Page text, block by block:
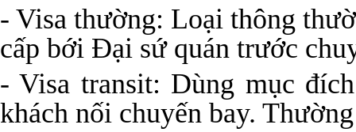
- Visa thường: Loại thông
cấp bới Đại sứ quán trước
- Visa transit: Dùng mục
khách nối chuyến bay.